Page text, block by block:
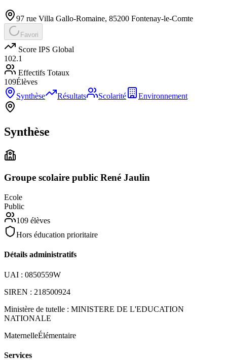
97 rue Villa Gallo-Romaine, 85200 Fontenay-le-Comte
Favori
Score IPS Global
102.1
Effectifs Totaux
109Élèves
Synthèse
Résultats Scolarité Environnement
Synthèse
Groupe scolaire public René Jaulin
Ecole
Public
109 élèves
Hors éducation prioritaire
Détails administratifs
UAI : 0850559W
SIREN : 218500924
Ministère de tutelle : MINISTERE DE L'EDUCATION
NATIONALE
MaternelleÉlémentaire
Services